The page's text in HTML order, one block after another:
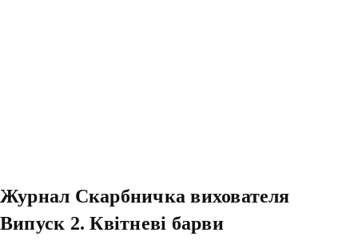
Журнал Скарбничка вихователя
Випуск 2. Квітневі барви